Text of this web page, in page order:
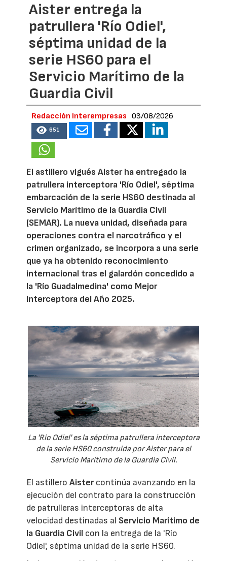
Aister entrega la
patrullera 'Río Odiel',
séptima unidad de la
serie HS60 para el
Servicio Marítimo de la
Guardia Civil
Redacción Interempresas 03/08/2026
651
El astillero vigués Aister ha entregado la
patrullera interceptora 'Río Odiel', séptima
embarcación de la serie HS60 destinada al
Servicio Marítimo de la Guardia Civil
(SEMAR). La nueva unidad, diseñada para
operaciones contra el narcotráfico y el
crimen organizado, se incorpora a una serie
que ya ha obtenido reconocimiento
internacional tras el galardón concedido a
la 'Río Guadalmedina' como Mejor
Interceptora del Año 2025.
La 'Río Odiel' es la séptima patrullera interceptora
de la serie HS60 construida por Aister para el
Servicio Marítimo de la Guardia Civil.
El astilleroAistercontinúa avanzando en la
ejecución del contrato para la construcción
de patrulleras interceptoras de alta
velocidad destinadas al Servicio Marítimo de
la Guardia Civil con la entrega de la 'Río
Odiel', séptima unidad de la serie HS60.